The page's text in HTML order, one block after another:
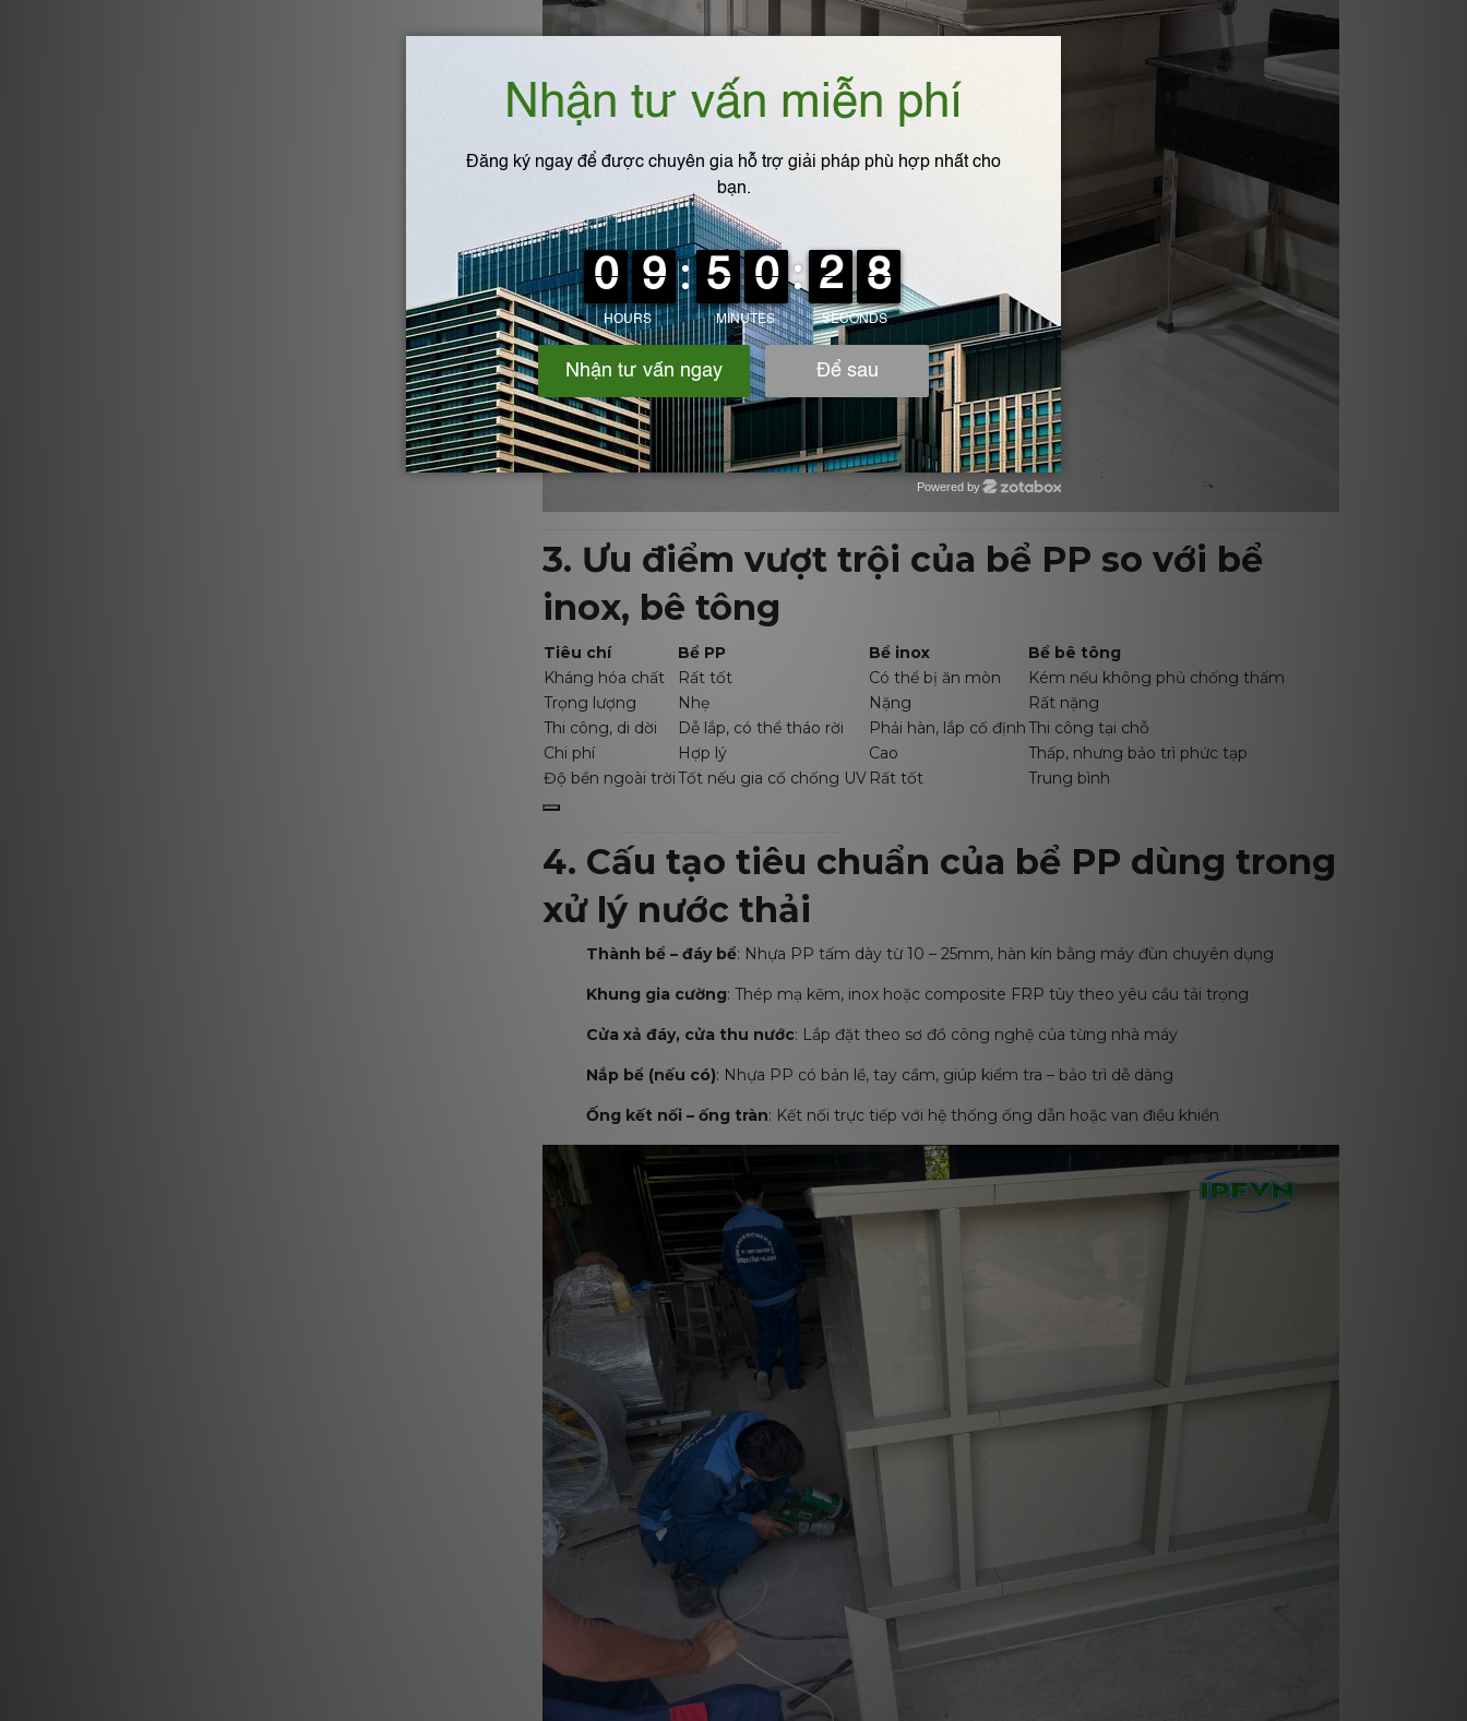
3. Ưu điểm vượt trội của bể PP so với bể
inox, bê tông
Tiêu chí Bể PP Bể inox
Bể bê tông
Kháng hóa chất
Rất tốt Có thể bị ăn mòn
Kém nếu không phủ chống thấm
Trọng lượng
Nhẹ Nặng
Rất nặng
Thi công, di dời
Dễ lắp, có thể tháo rời Phải hàn, lắp cố địnhThi công tại chỗ
Chi phí
Hợp lý Cao
Thấp, nhưng bảo trì phức tạp
Độ bền ngoài trờiTốt nếu gia cố chống UV Rất tốt Trung bình
4. Cấu tạo tiêu chuẩn của bể PP dùng trong
xử lý nước thải
Thành bể – đáy bể: Nhựa PP tấm dày từ 10 – 25mm, hàn kín bằng máy đùn chuyên dụng
Khung gia cường: Thép mạ kẽm, inox hoặc composite FRP tùy theo yêu cầu tải trọng
Cửa xả đáy, cửa thu nước: Lắp đặt theo sơ đồ công nghệ của từng nhà máy
Nắp bể (nếu có): Nhựa PP có bản lề, tay cầm, giúp kiểm tra – bảo trì dễ dàng
Ống kết nối – ống tràn: Kết nối trực tiếp với hệ thống ống dẫn hoặc van điều khiển
Powered by